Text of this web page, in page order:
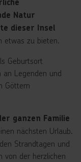
Natur
dieser Insel
etwas zu bieten.
Geburtsort
Legenden und
Göttern
ganzen Familie
nächsten Urlaub.
Strandtagen und
von der herzlichen